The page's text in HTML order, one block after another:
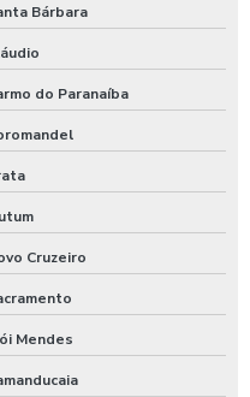
Bárbara
do Paranaíba
Cruzeiro
Mendes